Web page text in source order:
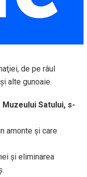
de pe râul
alte gunoaie.
Satului, s-
amonte și care
și eliminarea